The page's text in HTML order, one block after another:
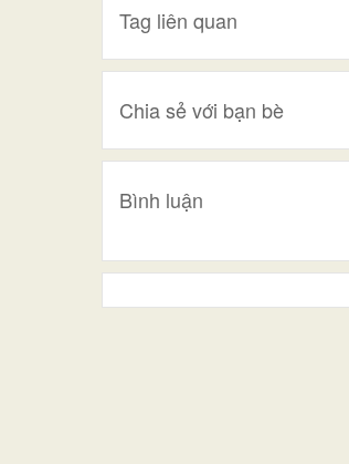
Tag liên quan
Chia sẻ với bạn bè
Bình luận